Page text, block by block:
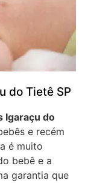
do Tietê SP
Igaraçu do
e recém
é muito
bebê e a
garantia que